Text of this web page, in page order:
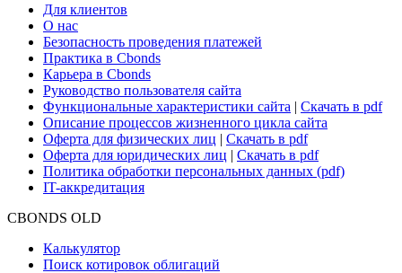
Для клиентов
О нас
Безопасность проведения платежей
Практика в Cbonds
Карьера в Cbonds
Руководство пользователя сайта
Функциональные характеристики сайта | Скачать в pdf
Описание процессов жизненного цикла сайта
Оферта для физических лиц | Скачать в pdf
Оферта для юридических лиц | Скачать в pdf
Политика обработки персональных данных (pdf)
IT-аккредитация
CBONDS OLD
Калькулятор
Поиск котировок облигаций